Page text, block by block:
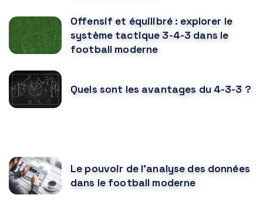
Offensif et équilibré : explorer le
système tactique 3-4-3 dans le
football moderne
Quels sont les avantages du 4-3-3 ?
Le pouvoir de l’analyse des données
dans le football moderne